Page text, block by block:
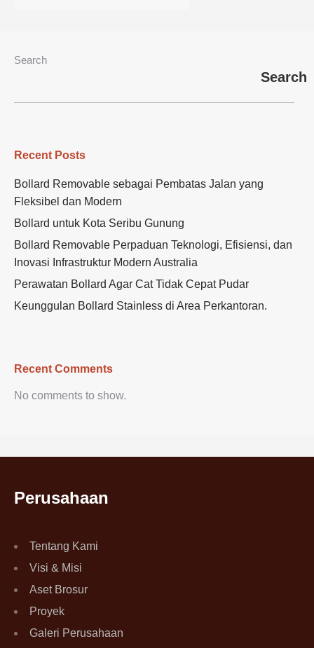
Search
Search
Recent Posts
Bollard Removable sebagai Pembatas Jalan yang
Fleksibel dan Modern
Bollard untuk Kota Seribu Gunung
Bollard Removable Perpaduan Teknologi, Efisiensi, dan
Inovasi Infrastruktur Modern Australia
Perawatan Bollard Agar Cat Tidak Cepat Pudar
Keunggulan Bollard Stainless di Area Perkantoran.
Recent Comments
No comments to show.
Perusahaan
Tentang Kami
Visi & Misi
Aset Brosur
Proyek
Galeri Perusahaan